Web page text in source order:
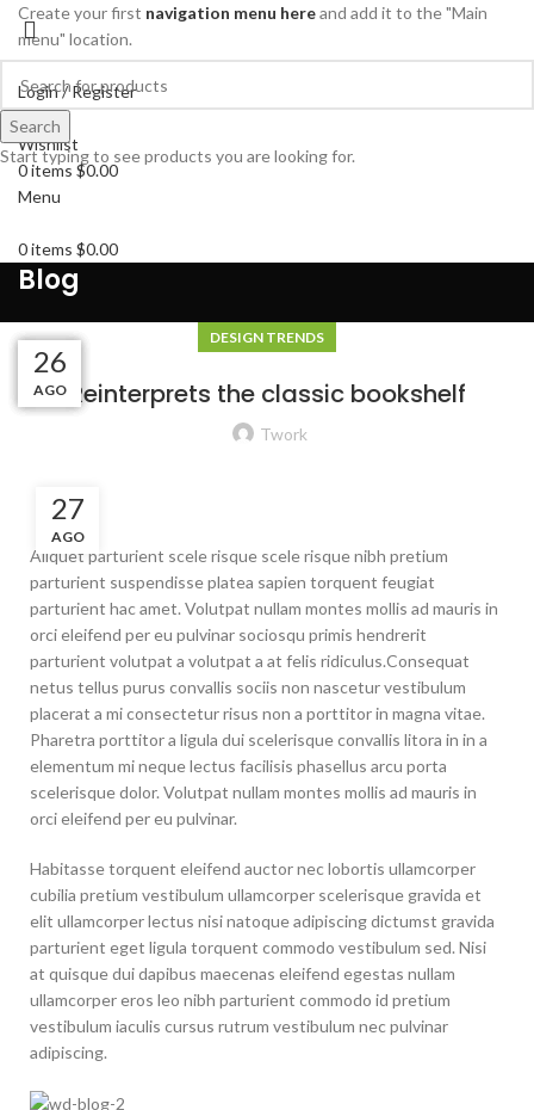
Create your first navigation menu hereand add it to the "Main
menu" location.
Login / Register
Search
Wishlist
0items $0.00
Menu
0items $0.00
Blog
DESIGN TRENDS
Reinterprets the classic bookshelf
Twork
27
AGO
Aliquet parturient scele risque scele risque nibh pretium
parturient suspendisse platea sapien torquent feugiat
parturient hac amet. Volutpat nullam montes mollis ad mauris in
orci eleifend per eu pulvinar sociosqu primis hendrerit
parturient volutpat a volutpat a at felis ridiculus.Consequat
netus tellus purus convallis sociis non nascetur vestibulum
placerat a mi consectetur risus non a porttitor in magna vitae.
Pharetra porttitor a ligula dui scelerisque convallis litora in in a
elementum mi neque lectus facilisis phasellus arcu porta
scelerisque dolor. Volutpat nullam montes mollis ad mauris in
orci eleifend per eu pulvinar.
Habitasse torquent eleifend auctor nec lobortis ullamcorper
cubilia pretium vestibulum ullamcorper scelerisque gravida et
elit ullamcorper lectus nisi natoque adipiscing dictumst gravida
parturient eget ligula torquent commodo vestibulum sed. Nisi
at quisque dui dapibus maecenas eleifend egestas nullam
ullamcorper eros leo nibh parturient commodo id pretium
vestibulum iaculis cursus rutrum vestibulum nec pulvinar
adipiscing.
27
AGO
27
AGO
26
AGO
26
AGO
26
AGO
Search
Start typing to see products you are looking for.